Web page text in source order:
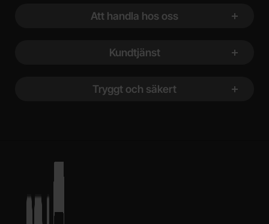
Att handla hos oss
Kundtjänst
Tryggt och säkert